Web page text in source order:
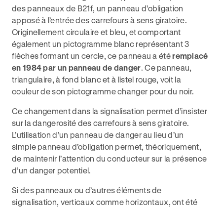
des panneaux de B21f, un panneau d’obligation
apposé à l’entrée des carrefours à sens giratoire.
Originellement circulaire et bleu, et comportant
également un pictogramme blanc représentant 3
flèches formant un cercle, ce panneau a étéremplacé
en 1984 par un panneau de danger. Ce panneau,
triangulaire, à fond blanc et à listel rouge, voit la
couleur de son pictogramme changer pour du noir.
Ce changement dans la signalisation permet d’insister
sur la dangerosité des carrefours à sens giratoire.
L’utilisation d’un panneau de danger au lieu d’un
simple panneau d’obligation permet, théoriquement,
de maintenir l’attention du conducteur sur la présence
d’un danger potentiel.
Si des panneaux ou d’autres éléments de
signalisation, verticaux comme horizontaux, ont été